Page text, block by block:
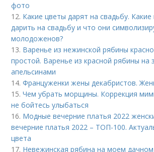
фото
12. Какие цветы дарят на свадьбу.
дарить на свадьбу и что они
молодоженов?
13. Варенье из нежинской рябины
простой. Варенье из красной рябины на
апельсинами
14.Француженки жены декабристов.
15.Чем убрать морщины. Коррекция
не бойтесь улыбаться
16. Модные вечерние платья 2022
вечерние платья 2022 – ТОП-100.
цвета
17. Невежинская рябина на моем дачном